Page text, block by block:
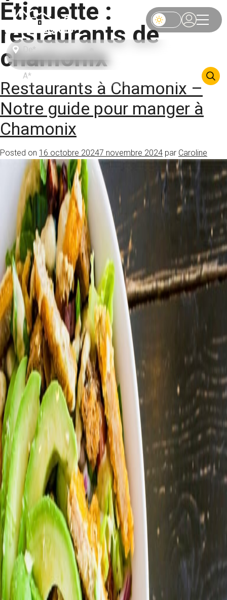
Étiquette :
restaurants de
chamonix
Restaurants à Chamonix –
Notre guide pour manger à
Chamonix
Posted on 16 octobre 20247 novembre 2024 par Caroline